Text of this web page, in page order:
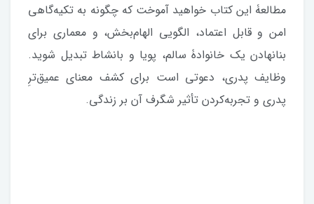
مطالعۀ این کتاب خواهید آموخت که چگونه به تکیه‌گاهی
امن و قابل اعتماد، الگویی الهام‌بخش، و معماری برای
بنانهادن یک خانوادۀ سالم، پویا و بانشاط تبدیل شوید.
وظایف پدری، دعوتی است برای کشف معنای عمیق‌ترِ
پدری و تجربه‌کردن تأثیر شگرف آن بر زندگی.